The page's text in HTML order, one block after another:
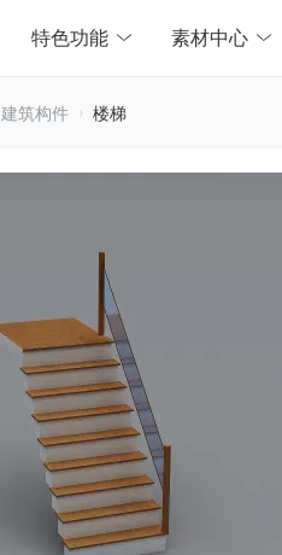
特色功能 素材中心
建筑构件 楼梯